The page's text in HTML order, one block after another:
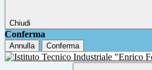
Chiudi
Conferma
Annulla Conferma